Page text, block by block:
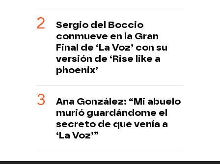
Sergio del Boccio
conmueve en la Gran
Final de ‘La Voz’ con su
versión de ‘Rise like a
phoenix’
Ana González: “Mi abuelo
murió guardándome el
secreto de que venía a
‘La Voz’”